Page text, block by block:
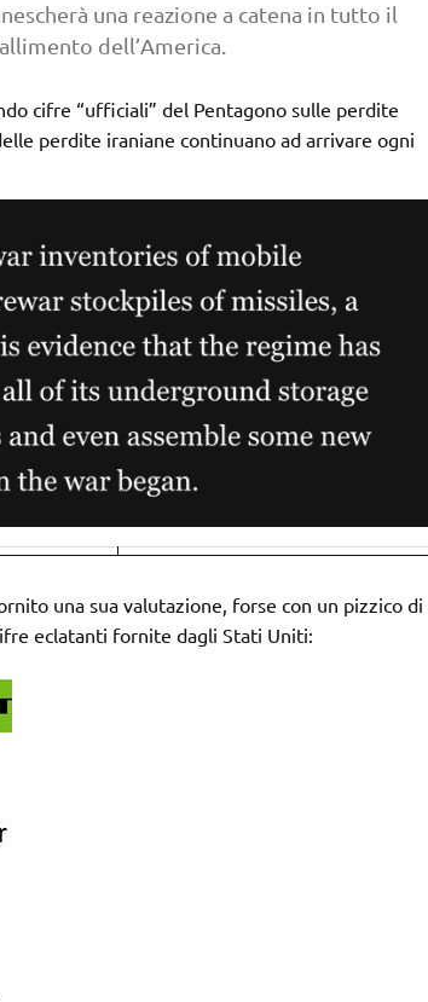
una reazione a catena in tutto il
dell’America.
cifre “ufficiali” del Pentagono sulle perdite
perdite iraniane continuano ad arrivare ogni
una sua valutazione, forse con un pizzico di
eclatanti fornite dagli Stati Uniti: